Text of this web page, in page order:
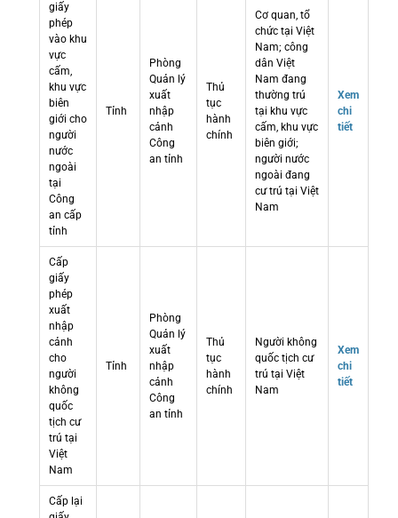
giấy
phép
vào khu
vực
cấm,
khu vực
biên
giới cho
người
nước
ngoài
tại
Công
an cấp
tỉnh
Tỉnh
Phòng
Quản lý
xuất
nhập
cảnh
Công
an tỉnh
Thủ
tục
hành
chính
Cơ quan, tổ
chức tại Việt
Nam; công
dân Việt
Nam đang
thường trú
tại khu vực
cấm, khu vực
biên giới;
người nước
ngoài đang
cư trú tại Việt
Nam
Xem
chi
tiết
Cấp
giấy
phép
xuất
nhập
cảnh
cho
người
không
quốc
tịch cư
trú tại
Việt
Nam
Tỉnh
Phòng
Quản lý
xuất
nhập
cảnh
Công
an tỉnh
Thủ
tục
hành
chính
Người không
quốc tịch cư
trú tại Việt
Nam
Xem
chi
tiết
Cấp lại